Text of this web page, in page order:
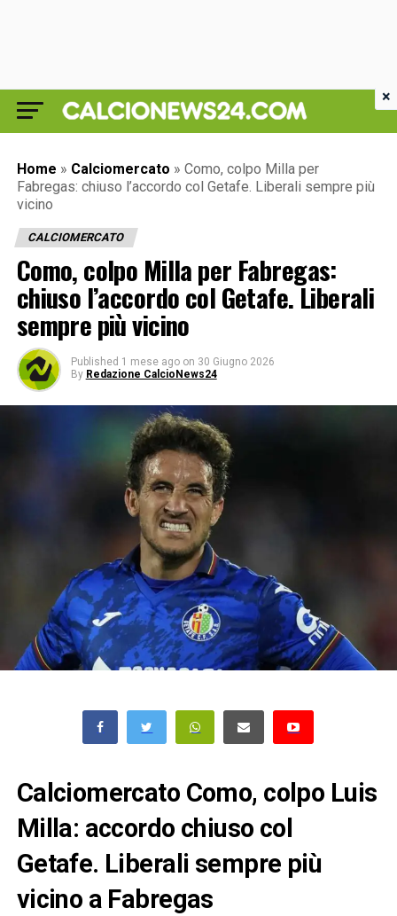
Home » Calciomercato » Como, colpo Milla per
Fabregas: chiuso l’accordo col Getafe. Liberali sempre più
vicino
CALCIOMERCATO
Como, colpo Milla per Fabregas:
chiuso l’accordo col Getafe. Liberali
sempre più vicino
Published 1 mese ago on 30 Giugno 2026
By Redazione CalcioNews24
Calciomercato Como, colpo Luis
Milla: accordo chiuso col
Getafe. Liberali sempre più
vicino a Fabregas
×